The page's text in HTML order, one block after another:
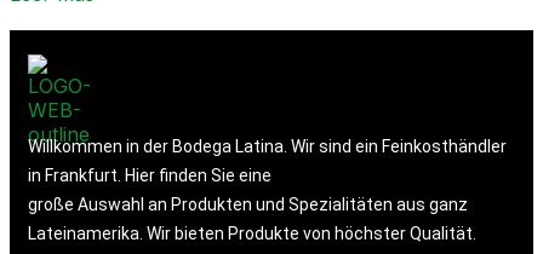
Willkommen in der Bodega Latina. Wir sind ein Feinkosthändler
in Frankfurt. Hier finden Sie eine
große Auswahl an Produkten und Spezialitäten aus ganz
Lateinamerika. Wir bieten Produkte von höchster Qualität.